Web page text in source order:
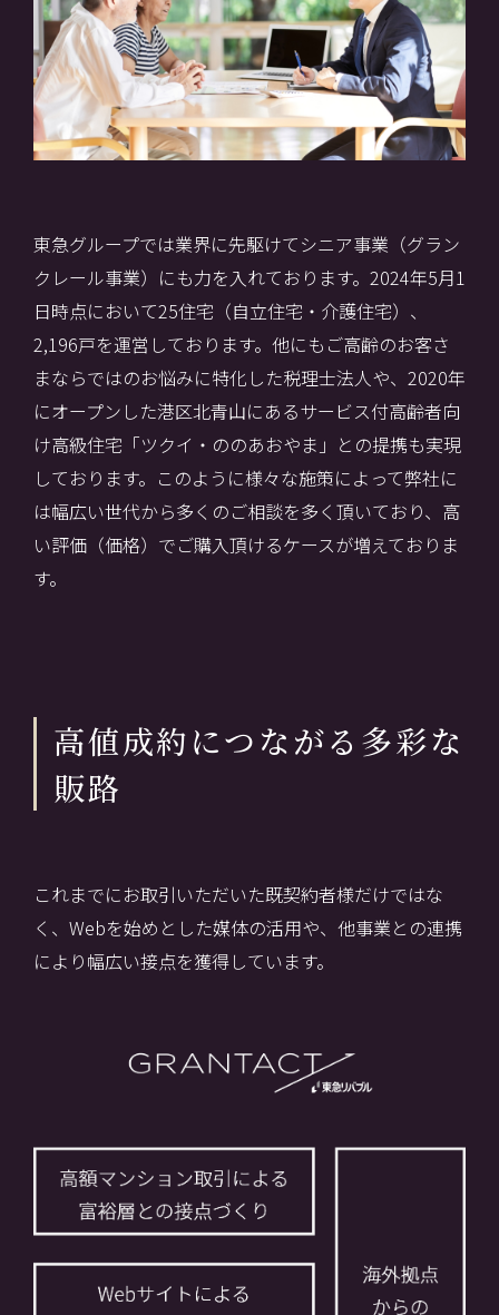
東急グループでは業界に先駆けてシニア事業（グラン
クレール事業）にも力を入れております。2024年5月1
日時点において25住宅（自立住宅・介護住宅）、
2,196戸を運営しております。他にもご高齢のお客さ
まならではのお悩みに特化した税理士法人や、2020年
にオープンした港区北青山にあるサービス付高齢者向
け高級住宅「ツクイ・ののあおやま」との提携も実現
しております。このように様々な施策によって弊社に
は幅広い世代から多くのご相談を多く頂いており、高
い評価（価格）でご購入頂けるケースが増えておりま
す。
高値成約につながる多彩な
販路
これまでにお取引いただいた既契約者様だけではな
く、Webを始めとした媒体の活用や、他事業との連携
により幅広い接点を獲得しています。